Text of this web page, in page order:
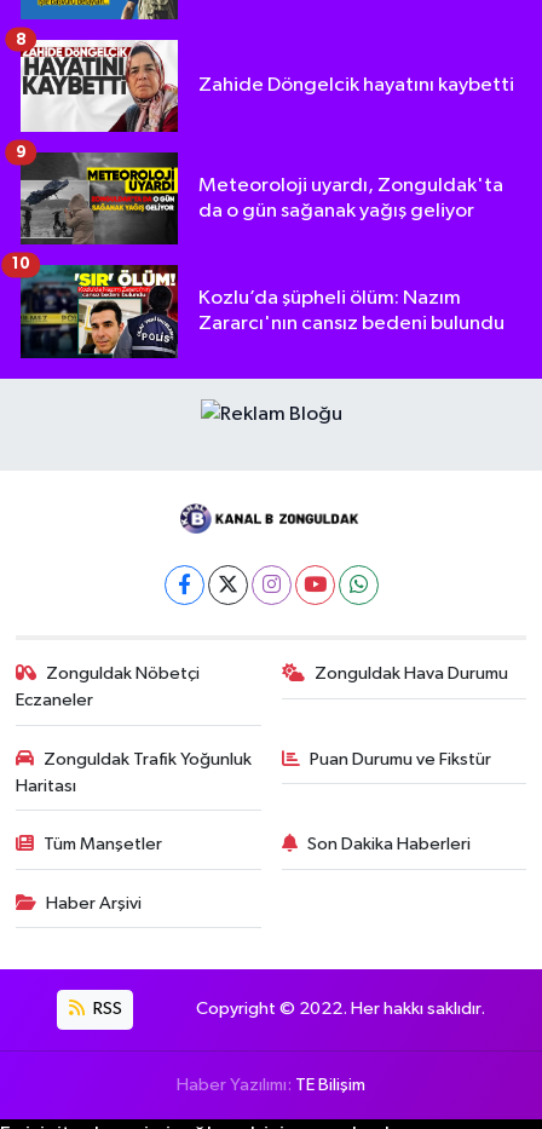
Zahide Döngelcik hayatını kaybetti
8
Meteoroloji uyardı, Zonguldak'ta
da o gün sağanak yağış geliyor
9
Kozlu’da şüpheli ölüm: Nazım
Zararcı'nın cansız bedeni bulundu
10
Zonguldak Nöbetçi
Eczaneler
Zonguldak Hava Durumu
Zonguldak Trafik Yoğunluk
Haritası
Puan Durumu ve Fikstür
Tüm Manşetler Son Dakika Haberleri
Haber Arşivi
RSS Copyright © 2022. Her hakkı saklıdır.
Haber Yazılımı: TE Bilişim